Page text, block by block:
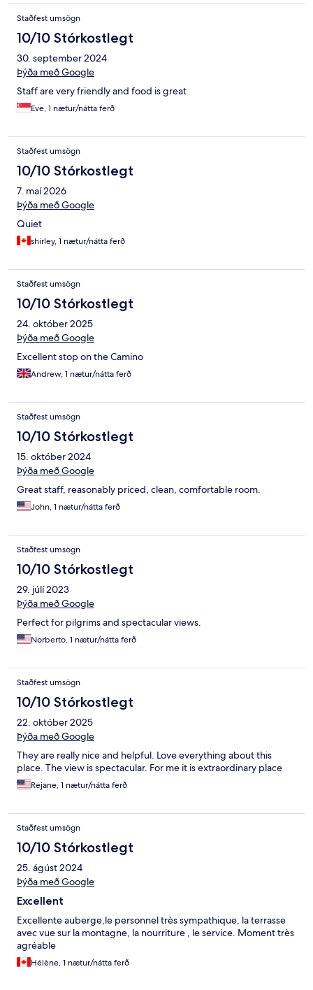
Staðfest umsögn
10/10 Stórkostlegt
30. september 2024
Þýða með Google
Staff are very friendly and food is great
Eve, 1 nætur/nátta ferð
Staðfest umsögn
10/10 Stórkostlegt
7. maí 2026
Þýða með Google
Quiet
shirley, 1 nætur/nátta ferð
Staðfest umsögn
10/10 Stórkostlegt
24. október 2025
Þýða með Google
Excellent stop on the Camino
Andrew, 1 nætur/nátta ferð
Staðfest umsögn
10/10 Stórkostlegt
15. október 2024
Þýða með Google
Great staff, reasonably priced, clean, comfortable room.
John, 1 nætur/nátta ferð
Staðfest umsögn
10/10 Stórkostlegt
29. júlí 2023
Þýða með Google
Perfect for pilgrims and spectacular views.
Norberto, 1 nætur/nátta ferð
Staðfest umsögn
10/10 Stórkostlegt
22. október 2025
Þýða með Google
They are really nice and helpful. Love everything about this
place. The view is spectacular. For me it is extraordinary place
Rejane, 1 nætur/nátta ferð
Staðfest umsögn
10/10 Stórkostlegt
25. ágúst 2024
Þýða með Google
Excellent
Excellente auberge,le personnel très sympathique, la terrasse
avec vue sur la montagne, la nourriture , le service. Moment très
agréable
Hélène, 1 nætur/nátta ferð